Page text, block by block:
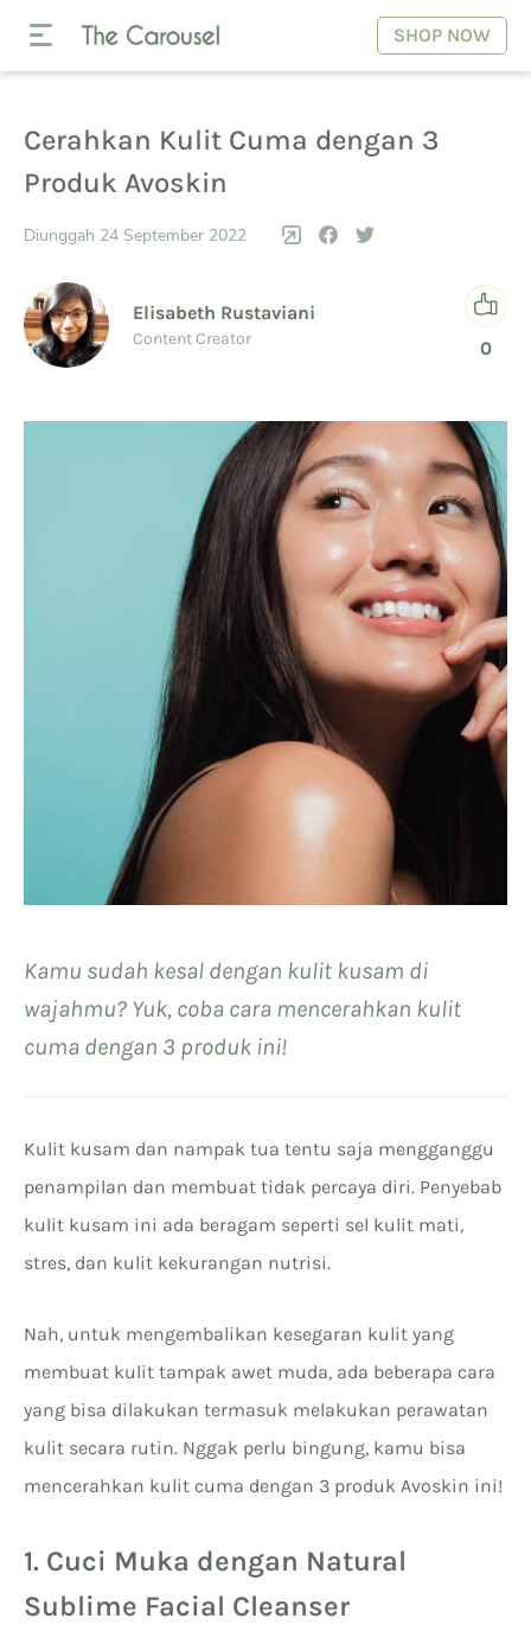
SHOP NOW
Cerahkan Kulit Cuma dengan 3
Produk Avoskin
Diunggah 24 September 2022
Elisabeth Rustaviani
Content Creator 0
Kamu sudah kesal dengan kulit kusam di
wajahmu? Yuk, coba cara mencerahkan kulit
cuma dengan 3 produk ini!
Kulit kusam dan nampak tua tentu saja mengganggu
penampilan dan membuat tidak percaya diri. Penyebab
kulit kusam ini ada beragam seperti sel kulit mati,
stres, dan kulit kekurangan nutrisi.
Nah, untuk mengembalikan kesegaran kulit yang
membuat kulit tampak awet muda, ada beberapa cara
yang bisa dilakukan termasuk melakukan perawatan
kulit secara rutin. Nggak perlu bingung, kamu bisa
mencerahkan kulit cuma dengan 3 produk Avoskin ini!
1. Cuci Muka dengan Natural
Sublime Facial Cleanser